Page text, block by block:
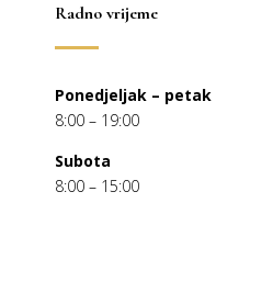
Radno vrijeme
Ponedjeljak – petak
8:00 – 19:00
Subota
8:00 – 15:00